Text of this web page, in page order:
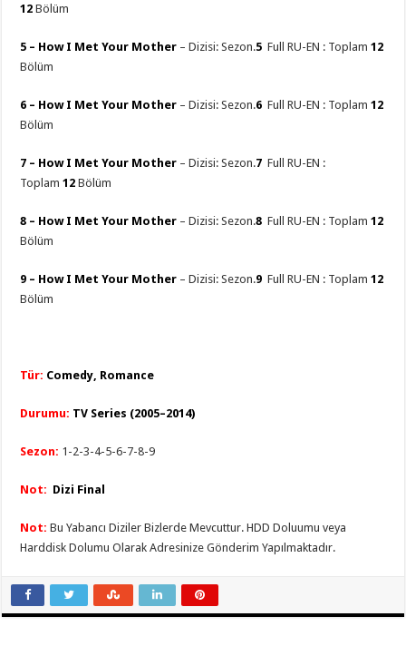
12Bölüm
5 – How I Met Your Mother – Dizisi: Sezon.5 Full RU-EN : Toplam12
Bölüm
6 – How I Met Your Mother – Dizisi: Sezon.6 Full RU-EN : Toplam12
Bölüm
7 – How I Met Your Mother – Dizisi: Sezon.7 Full RU-EN :
Toplam12Bölüm
8 – How I Met Your Mother – Dizisi: Sezon.8 Full RU-EN : Toplam12
Bölüm
9 – How I Met Your Mother – Dizisi: Sezon.9 Full RU-EN : Toplam12
Bölüm
Tür: Comedy, Romance
Durumu: TV Series (2005–2014)
Sezon: 1-2-3-4-5-6-7-8-9
Not: Dizi Final
Not: Bu Yabancı Diziler Bizlerde Mevcuttur. HDD Doluumu veya
Harddisk Dolumu Olarak Adresinize Gönderim Yapılmaktadır.